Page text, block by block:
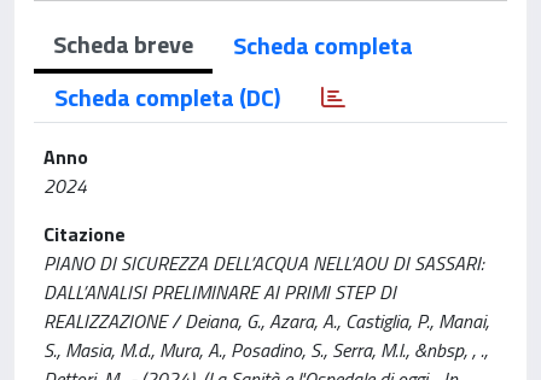
Scheda breve
Scheda completa
Scheda completa (DC)
Anno
2024
Citazione
PIANO DI SICUREZZA DELL’ACQUA NELL’AOU DI SASSARI:
DALL’ANALISI PRELIMINARE AI PRIMI STEP DI
REALIZZAZIONE / Deiana, G., Azara, A., Castiglia, P., Manai,
S., Masia, M.d., Mura, A., Posadino, S., Serra, M.l., &nbsp, , .,